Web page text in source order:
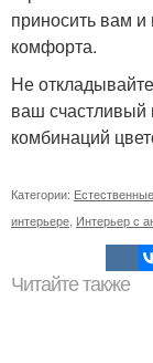
приносить вам и
комфорта.
Не
ваш
комбинаций
Категории:
интерьере Интерьер с
Читайте также